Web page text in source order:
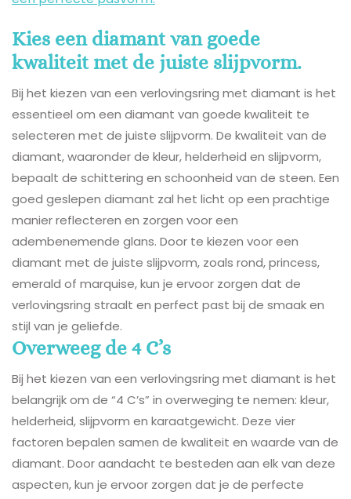
Kies een diamant van goede
kwaliteit met de juiste slijpvorm.
Bij het kiezen van een verlovingsring met diamant is het
essentieel om een diamant van goede kwaliteit te
selecteren met de juiste slijpvorm. De kwaliteit van de
diamant, waaronder de kleur, helderheid en slijpvorm,
bepaalt de schittering en schoonheid van de steen. Een
goed geslepen diamant zal het licht op een prachtige
manier reflecteren en zorgen voor een
adembenemende glans. Door te kiezen voor een
diamant met de juiste slijpvorm, zoals rond, princess,
emerald of marquise, kun je ervoor zorgen dat de
verlovingsring straalt en perfect past bij de smaak en
stijl van je geliefde.
Overweeg de 4 C’s
Bij het kiezen van een verlovingsring met diamant is het
belangrijk om de “4 C’s” in overweging te nemen: kleur,
helderheid, slijpvorm en karaatgewicht. Deze vier
factoren bepalen samen de kwaliteit en waarde van de
diamant. Door aandacht te besteden aan elk van deze
aspecten, kun je ervoor zorgen dat je de perfecte